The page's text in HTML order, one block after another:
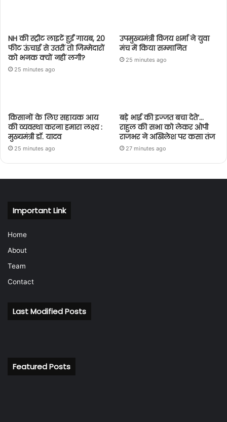
NH की स्ट्रीट लाइटें हुईं गायब, 20
फीट ऊंचाई से उतरीं तो जिम्मेदारों
को भनक क्यों नहीं लगी?
25 minutes ago
उपमुख्यमंत्री विजय शर्मा ने युवा
मंच में किया सम्मानित
25 minutes ago
किसानों के लिए सहायक आय
की व्यवस्था करना हमारा लक्ष्य :
मुख्यमंत्री डॉ. यादव
25 minutes ago
बड़े भाई की इज्जत बचा देते’…
राहुल की सभा को लेकर ओपी
राजभर ने अखिलेश पर कसा तंज
27 minutes ago
Important Link
Home
About
Team
Contact
Last Modified Posts
Featured Posts